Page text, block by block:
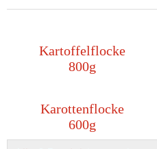
Kartoffelflocke
800g
Karottenflocke
600g